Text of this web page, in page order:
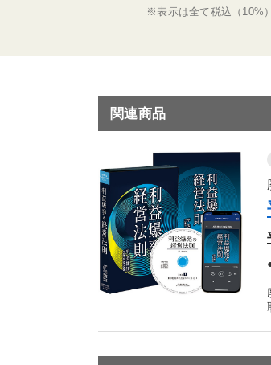
※表示は全て税込（10%
関連商品